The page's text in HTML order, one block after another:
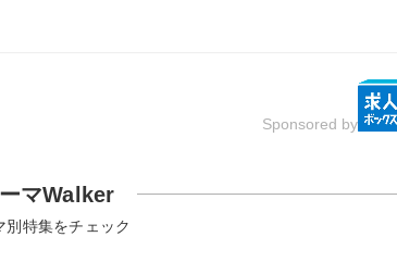
Sponsored by
マWalker
別特集をチェック